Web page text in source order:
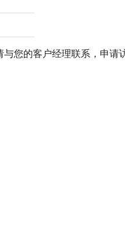
您的客户经理联系，申请